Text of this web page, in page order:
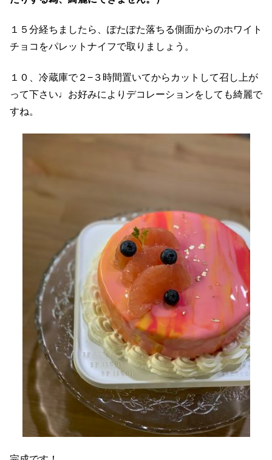
１５分経ちましたら、ぽたぽた落ちる側面からのホワイト
チョコをパレットナイフで取りましょう。
１０、冷蔵庫で２−３時間置いてからカットして召し上が
って下さい♩お好みによりデコレーションをしても綺麗で
すね。